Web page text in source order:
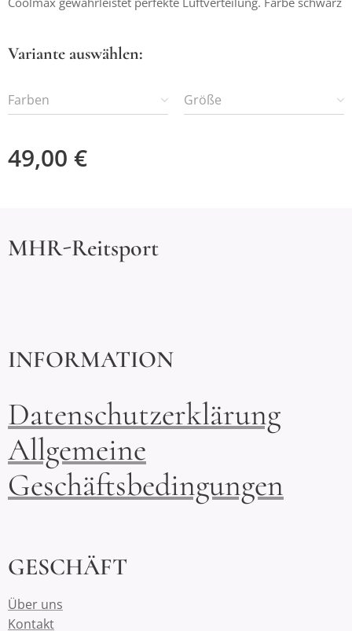
Variante auswählen:
Farben Größe
49,00 €
MHR-Reitsport
INFORMATION
Datenschutzerklärung
Allgemeine
Geschäftsbedingungen
GESCHÄFT
Über uns
Kontakt